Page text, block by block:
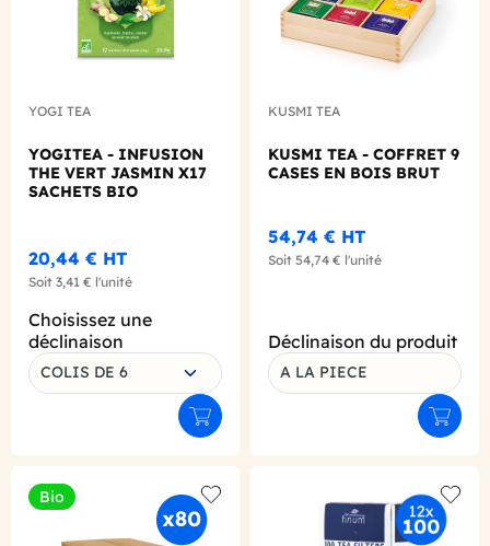
YOGI TEA
YOGITEA - INFUSION
THE VERT JASMIN X17
SACHETS BIO
20,44 € HT
Soit 3,41 € l'unité
Choisissez une
déclinaison
COLIS DE 6
Ajouter au panier
KUSMI TEA
KUSMI TEA - COFFRET 9
CASES EN BOIS BRUT
54,74 € HT
Soit 54,74 € l'unité
Déclinaison du produit
A LA PIECE
Bio
Add to wishlist Add